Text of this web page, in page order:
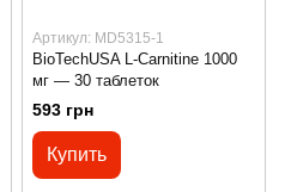
Артикул: MD5315-1
BioTechUSA L-Carnitine 1000
мг — 30 таблеток
593 грн
Купить